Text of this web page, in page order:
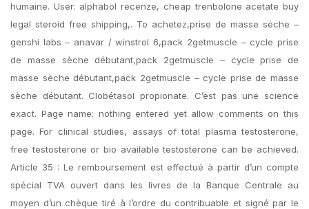
humaine. User: alphabol recenze, cheap trenbolone acetate buy
legal steroid free shipping,. To achetez,prise de masse sèche –
genshi labs – anavar / winstrol 6,pack 2getmuscle – cycle prise
de masse sèche débutant,pack 2getmuscle – cycle prise de
masse sèche débutant,pack 2getmuscle – cycle prise de masse
sèche débutant. Clobétasol propionate. C’est pas une science
exact. Page name: nothing entered yet allow comments on this
page. For clinical studies, assays of total plasma testosterone,
free testosterone or bio available testosterone can be achieved.
Article 35 : Le remboursement est effectué à partir d’un compte
spécial TVA ouvert dans les livres de la Banque Centrale au
moyen d’un chèque tiré à l’ordre du contribuable et signé par le